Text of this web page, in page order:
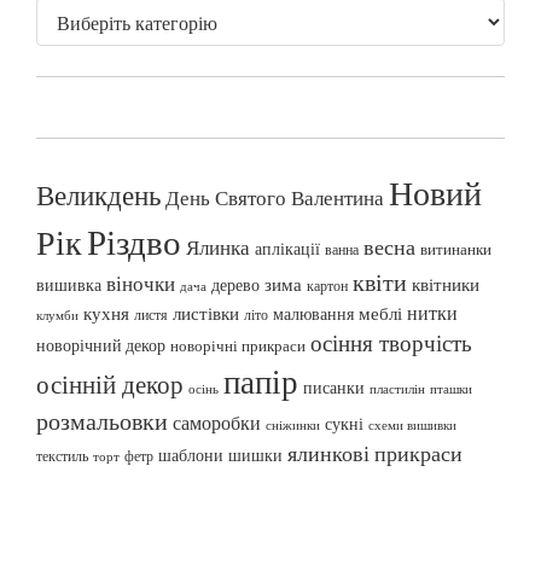
ВеликденьДень Святого ВалентинаНовий
РікРіздво Ялинка аплікації ванна весна витинанки
вишивка віночки дача дерево зима картон квіти квітники
клумби кухня листя листівки літо малювання меблі нитки
новорічний декор новорічні прикраси осіння творчість
осінній декор осінь папір писанки пластилін пташки
розмальовки саморобки сніжинки сукні схеми вишивки
текстиль торт фетр шаблони шишки ялинкові прикраси